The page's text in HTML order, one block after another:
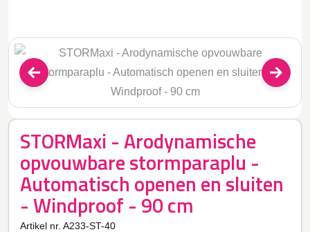
STORMaxi - Arodynamische
opvouwbare stormparaplu -
Automatisch openen en sluiten
- Windproof - 90 cm
Artikel nr. A233-ST-40